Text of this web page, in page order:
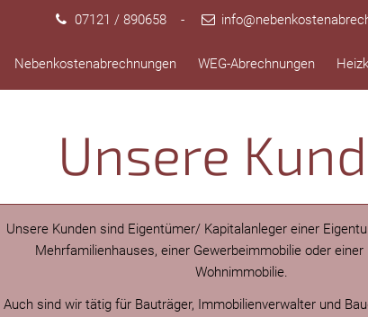
07121 / 890658 -
Nebenkostenabrechnungen WEG-Abrechnungen
Unsere
Unsere Kunden sind Eigentümer/ Kapitalanleger einer
Mehrfamilienhauses, einer Gewerbeimmobilie oder einer
Wohnimmobilie.
Auch sind wir tätig für Bauträger, Immobilienverwalter und